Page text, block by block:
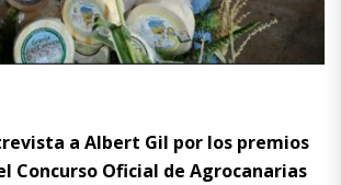
a Albert Gil por los premios
Concurso Oficial de Agrocanarias